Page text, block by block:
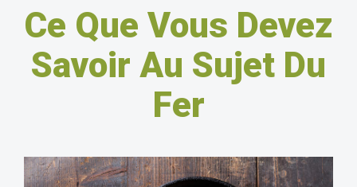
Ce Que Vous Devez
Savoir Au Sujet Du
Fer